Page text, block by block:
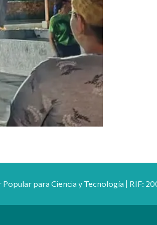
para Ciencia y Tecnología | RIF: